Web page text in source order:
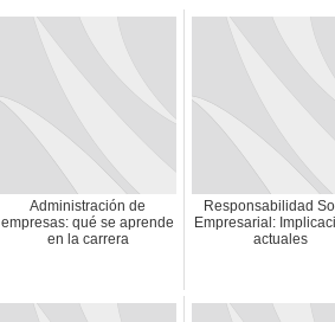
Administración de
empresas: qué se aprende
en la carrera
Responsabilidad
Empresarial:
actuales